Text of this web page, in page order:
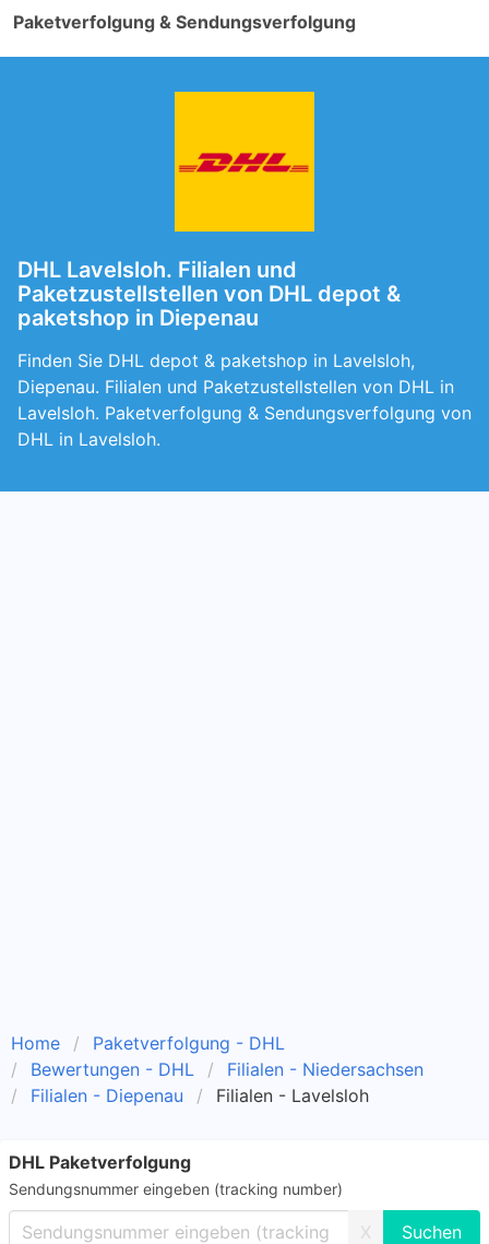
Paketverfolgung & Sendungsverfolgung
DHL Lavelsloh. Filialen und
Paketzustellstellen von DHL depot &
paketshop in Diepenau
Finden Sie DHL depot & paketshop in Lavelsloh,
Diepenau. Filialen und Paketzustellstellen von DHL in
Lavelsloh. Paketverfolgung & Sendungsverfolgung von
DHL in Lavelsloh.
Home
Paketverfolgung - DHL
Bewertungen - DHL
Filialen - Niedersachsen
Filialen - Diepenau
Filialen - Lavelsloh
DHL Paketverfolgung
Sendungsnummer eingeben (tracking number)
X